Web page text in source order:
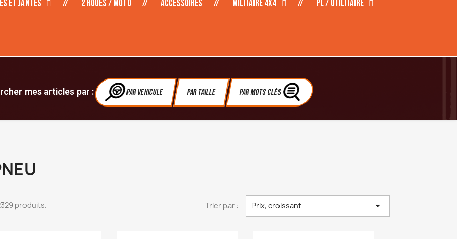
et Jantes 2 roues / moto Accessoires Militaire 4X4 PL / Utilitaire
mes articles par : Par vehicule Par Taille Par Mots clés
produits. Trier par : Prix, croissant 